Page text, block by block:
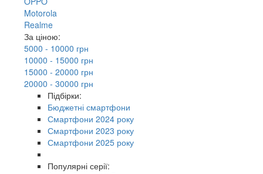
Motorola
Realme
За ціною:
5000 - 10000 грн
10000 - 15000 грн
15000 - 20000 грн
20000 - 30000 грн
Підбірки:
Бюджетні смартфони
Смартфони 2024 року
Смартфони 2023 року
Смартфони 2025 року
Популярні серії: